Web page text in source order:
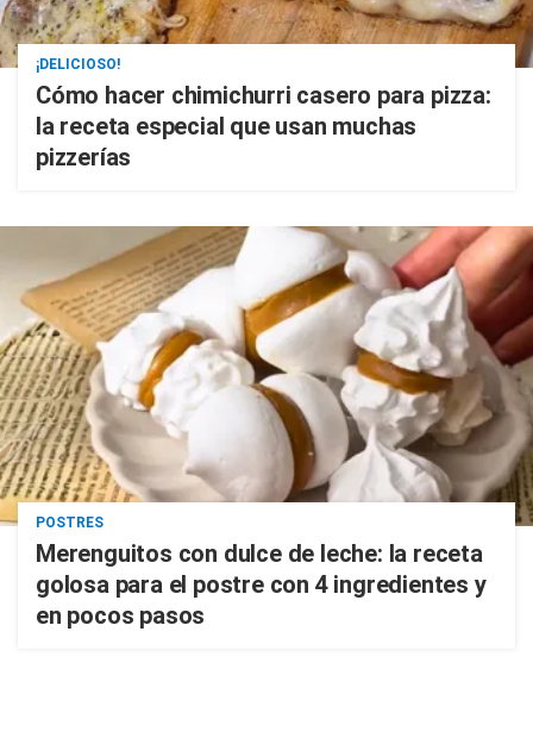
¡DELICIOSO!
Cómo hacer chimichurri casero para pizza:
la receta especial que usan muchas
pizzerías
POSTRES
Merenguitos con dulce de leche: la receta
golosa para el postre con 4 ingredientes y
en pocos pasos